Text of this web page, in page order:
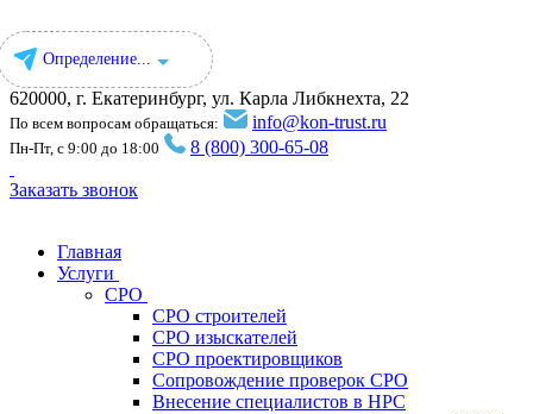
Определение...
620000, г. Екатеринбург, ул. ​Карла Либкнехта, 22
По всем вопросам обращаться: info@kon-trust.ru
Пн-Пт, с 9:00 до 18:00 8 (800) 300-65-08
Заказать звонок
Главная
Услуги
СРО
СРО строителей
СРО изыскателей
СРО проектировщиков
Сопровождение проверок СРО
Внесение специалистов в НРС